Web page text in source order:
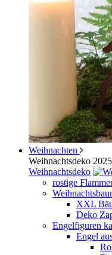
Weihnachten
Weihnachtsdeko 2025
Weihnachtsdeko
rostige
XXL
Deko
Engelfiguren
Engel